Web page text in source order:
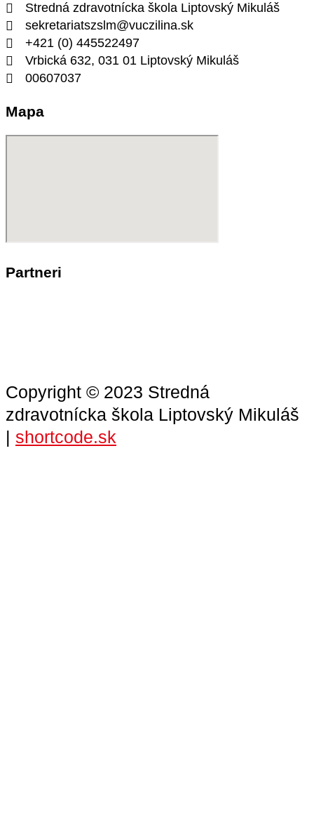
Stredná zdravotnícka škola Liptovský Mikuláš
sekretariatszslm@vuczilina.sk
+421 (0) 445522497
Vrbická 632, 031 01 Liptovský Mikuláš
00607037
Mapa
Partneri
Copyright © 2023 Stredná
zdravotnícka škola Liptovský Mikuláš
| shortcode.sk